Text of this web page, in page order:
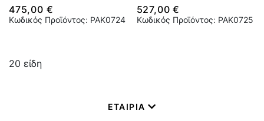
475,00 €
Κωδικός Προϊόντος: PAK0724
527,00 €
Κωδικός Προϊόντος: PAK0725
20 είδη
ΕΤΑΙΡΙΑ